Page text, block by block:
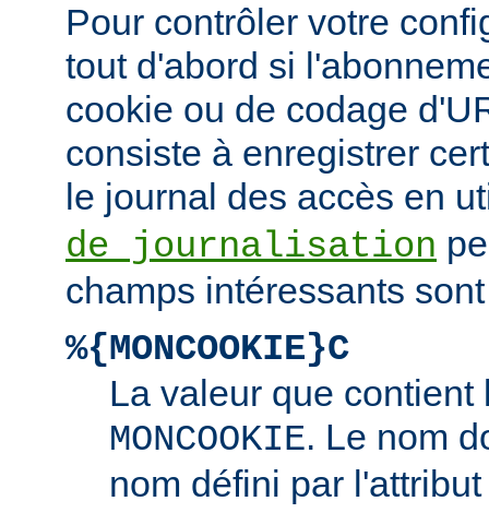
Pour contrôler votre
tout d'abord si
cookie ou de codage
consiste à enregistrer
le journal des accès en
de journalisation
champs intéressants
%{MONCOOKIE}C
La valeur que
MONCOOKIE. Le nom
nom défini par